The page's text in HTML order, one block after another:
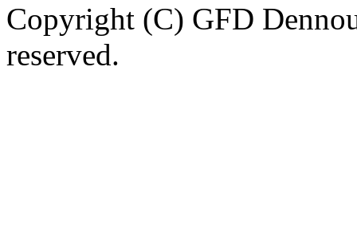
Copyright (C) GFD
reserved.